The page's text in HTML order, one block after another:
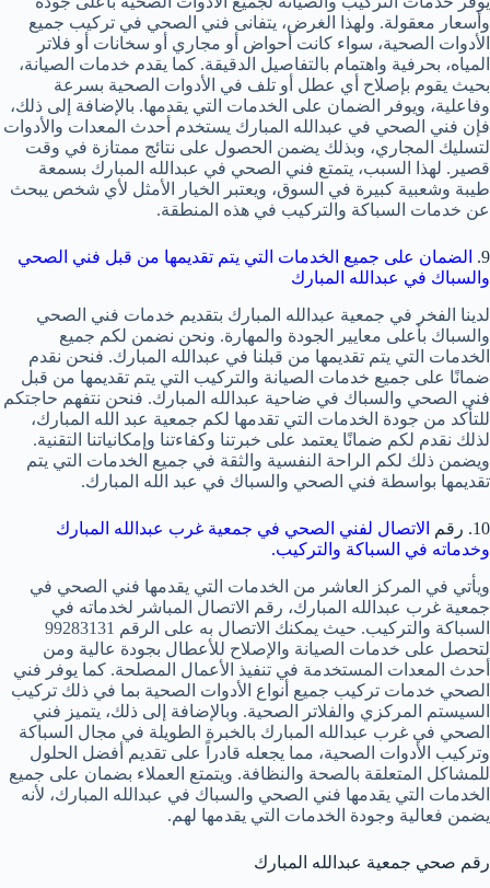
وأسعار معقولة. ولهذا الغرض، يتفانى فني الصحي في تركيب جميع
الأدوات الصحية، سواء كانت أحواض أو مجاري أو سخانات أو فلاتر
المياه، بحرفية واهتمام بالتفاصيل الدقيقة. كما يقدم خدمات الصيانة،
بحيث يقوم بإصلاح أي عطل أو تلف في الأدوات الصحية بسرعة
وفاعلية، ويوفر الضمان على الخدمات التي يقدمها. بالإضافة إلى ذلك،
فإن فني الصحي في عبدالله المبارك يستخدم أحدث المعدات والأدوات
لتسليك المجاري، وبذلك يضمن الحصول على نتائج ممتازة في وقت
قصير. لهذا السبب، يتمتع فني الصحي في عبدالله المبارك بسمعة
طيبة وشعبية كبيرة في السوق، ويعتبر الخيار الأمثل لأي شخص يبحث
عن خدمات السباكة والتركيب في هذه المنطقة.
9.
الضمان على جميع الخدمات التي يتم تقديمها من قبل فني الصحي
والسباك في عبدالله المبارك
لدينا الفخر في جمعية عبدالله المبارك بتقديم خدمات فني الصحي
والسباك بأعلى معايير الجودة والمهارة. ونحن نضمن لكم جميع
الخدمات التي يتم تقديمها من قبلنا في عبدالله المبارك. فنحن نقدم
ضمانًا على جميع خدمات الصيانة والتركيب التي يتم تقديمها من قبل
فني الصحي والسباك في ضاحية عبدالله المبارك. فنحن نتفهم حاجتكم
للتأكد من جودة الخدمات التي تقدمها لكم جمعية عبد الله المبارك،
لذلك نقدم لكم ضمانًا يعتمد على خبرتنا وكفاءتنا وإمكانياتنا التقنية.
ويضمن ذلك لكم الراحة النفسية والثقة في جميع الخدمات التي يتم
تقديمها بواسطة فني الصحي والسباك في عبد الله المبارك.
10. رقم
الاتصال لفني الصحي في جمعية غرب عبدالله المبارك
وخدماته في السباكة والتركيب.
ويأتي في المركز العاشر من الخدمات التي يقدمها فني الصحي في
جمعية غرب عبدالله المبارك، رقم الاتصال المباشر لخدماته في
السباكة والتركيب. حيث يمكنك الاتصال به على الرقم 99283131
لتحصل على خدمات الصيانة والإصلاح للأعطال بجودة عالية ومن
أحدث المعدات المستخدمة في تنفيذ الأعمال المصلحة. كما يوفر فني
الصحي خدمات تركيب جميع أنواع الأدوات الصحية بما في ذلك تركيب
السيستم المركزي والفلاتر الصحية. وبالإضافة إلى ذلك، يتميز فني
الصحي في غرب عبدالله المبارك بالخبرة الطويلة في مجال السباكة
وتركيب الأدوات الصحية، مما يجعله قادراً على تقديم أفضل الحلول
للمشاكل المتعلقة بالصحة والنظافة. ويتمتع العملاء بضمان على جميع
الخدمات التي يقدمها فني الصحي والسباك في عبدالله المبارك، لأنه
يضمن فعالية وجودة الخدمات التي يقدمها لهم.
رقم صحي جمعية عبدالله المبارك